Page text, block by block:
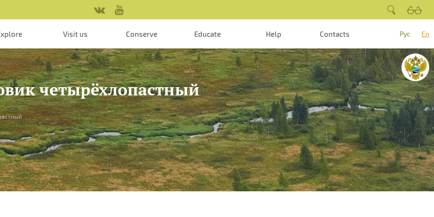
Visit us Conserve Educate Help Contacts Рус En
четырёхлопастный